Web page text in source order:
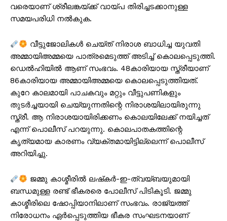
വരെയാണ് ശ്രീലങ്കയ്ക്ക് വായ്പ തിരിച്ചടക്കാനുള്ള
സമയപരിധി നൽകുക.
വീട്ടുജോലികൾ ചെയ്ത് നിരാശ ബാധിച്ച യുവതി
അമ്മായിഅമ്മയെ പാത്രമെടുത്ത് അടിച്ച് കൊലപ്പെടുത്തി.
ഡെല്‍ഹിയില്‍ ആണ് സംഭവം. 48കാരിയായ സ്ത്രീയാണ്
86കാരിയായ അമ്മായിഅമ്മയെ കൊലപ്പെടുത്തിയത്.
കുറേ കാലമായി പാചകവും മറ്റും വീട്ടുപണികളും
തുടർച്ചയായി ചെയ്യുന്നതിന്റെ നിരാശയിലായിരുന്നു
സ്ത്രീ. ആ നിരാശയായിരിക്കണം കൊലയിലേക്ക് നയിച്ചത്
എന്ന് പൊലീസ് പറയുന്നു. കൊലപാതകത്തിന്റെ
കൃത്യമായ കാരണം വ്യക്തമായിട്ടില്ലെന്ന് പൊലീസ്
അറിയിച്ചു.
ജമ്മു കാശ്മീരിൽ ലഷ്‌കർ-ഇ-ത്വയ്ബയുമായി
ബന്ധമുള്ള രണ്ട് ഭീകരരെ പോലീസ് പിടികൂടി. ജമ്മു
കാശ്മീരിലെ ഷോപ്പിയാനിലാണ് സംഭവം. രാജ്യത്ത്
നിരോധനം ഏർപ്പെടുത്തിയ ഭീകര സംഘടനയാണ്